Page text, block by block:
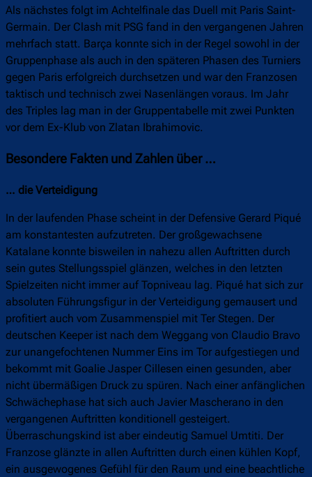
Als nächstes folgt im Achtelfinale das Duell mit Paris Saint-
Germain. Der Clash mit PSG fand in den vergangenen Jahren
mehrfach statt. Barça konnte sich in der Regel sowohl in der
Gruppenphase als auch in den späteren Phasen des Turniers
gegen Paris erfolgreich durchsetzen und war den Franzosen
taktisch und technisch zwei Nasenlängen voraus. Im Jahr
des Triples lag man in der Gruppentabelle mit zwei Punkten
vor dem Ex-Klub von Zlatan Ibrahimovic.
Besondere Fakten und Zahlen über …
… die Verteidigung
In der laufenden Phase scheint in der Defensive Gerard Piqué
am konstantesten aufzutreten. Der großgewachsene
Katalane konnte bisweilen in nahezu allen Auftritten durch
sein gutes Stellungsspiel glänzen, welches in den letzten
Spielzeiten nicht immer auf Topniveau lag. Piqué hat sich zur
absoluten Führungsfigur in der Verteidigung gemausert und
profitiert auch vom Zusammenspiel mit Ter Stegen. Der
deutschen Keeper ist nach dem Weggang von Claudio Bravo
zur unangefochtenen Nummer Eins im Tor aufgestiegen und
bekommt mit Goalie Jasper Cillesen einen gesunden, aber
nicht übermäßigen Druck zu spüren. Nach einer anfänglichen
Schwächephase hat sich auch Javier Mascherano in den
vergangenen Auftritten konditionell gesteigert.
Überraschungskind ist aber eindeutig Samuel Umtiti. Der
Franzose glänzte in allen Auftritten durch einen kühlen Kopf,
ein ausgewogenes Gefühl für den Raum und eine beachtliche